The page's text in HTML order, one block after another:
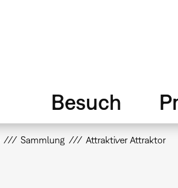
Besuch
Sammlung Attraktiver Attraktor